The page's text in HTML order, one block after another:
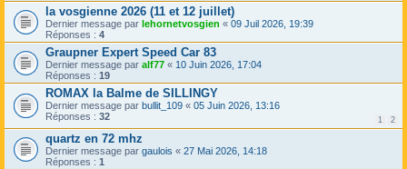
la vosgienne 2026 (11 et 12 juillet)
Dernier message par lehornetvosgien « 09 Juil 2026, 19:39
Réponses : 4
Graupner Expert Speed Car 83
Dernier message par alf77 « 10 Juin 2026, 17:04
Réponses : 19
ROMAX la Balme de SILLINGY
Dernier message par bullit_109 « 05 Juin 2026, 13:16
Réponses : 32 1 2
quartz en 72 mhz
Dernier message par gaulois « 27 Mai 2026, 14:18
Réponses : 1